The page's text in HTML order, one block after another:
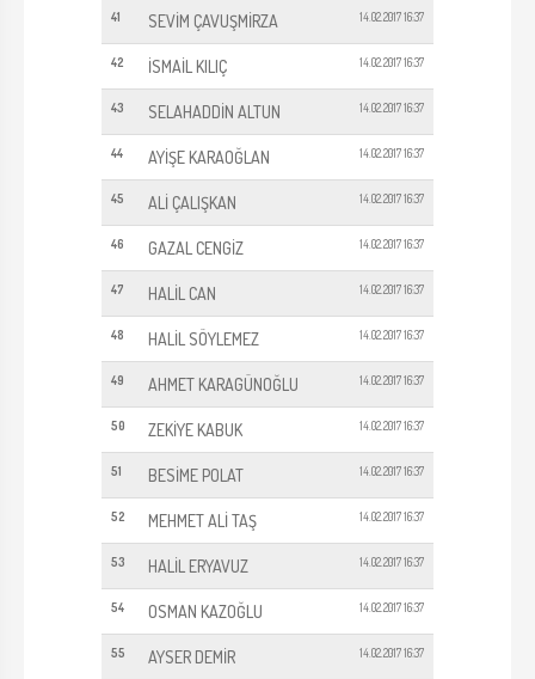
41 SEVİM ÇAVUŞMİRZA 14.02.2017 16:37
42 İSMAİL KILIÇ 14.02.2017 16:37
43 SELAHADDİN ALTUN 14.02.2017 16:37
44 AYİŞE KARAOĞLAN 14.02.2017 16:37
45 ALİ ÇALIŞKAN 14.02.2017 16:37
46 GAZAL CENGİZ 14.02.2017 16:37
47 HALİL CAN 14.02.2017 16:37
48 HALİL SÖYLEMEZ 14.02.2017 16:37
49 AHMET KARAGÜNOĞLU 14.02.2017 16:37
50 ZEKİYE KABUK 14.02.2017 16:37
51 BESİME POLAT 14.02.2017 16:37
52 MEHMET ALİ TAŞ 14.02.2017 16:37
53 HALİL ERYAVUZ 14.02.2017 16:37
54 OSMAN KAZOĞLU 14.02.2017 16:37
55 AYSER DEMİR 14.02.2017 16:37